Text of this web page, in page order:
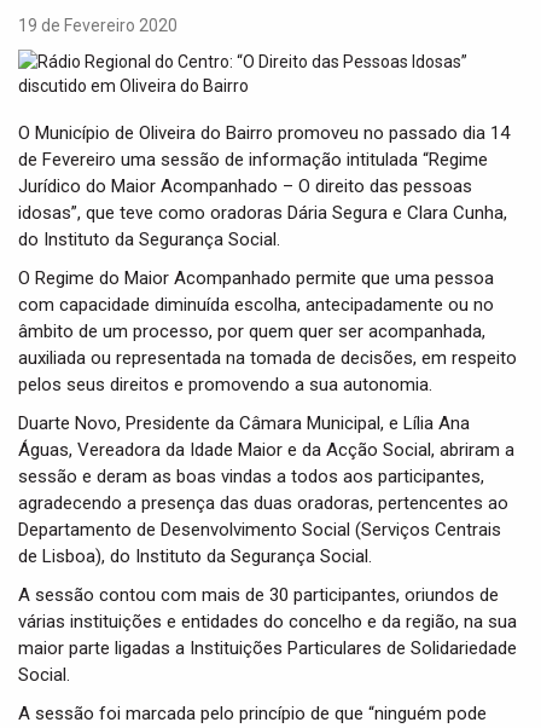
o
19 de Fevereiro 2020
O Município de Oliveira do Bairro promoveu no passado dia 14
de Fevereiro uma sessão de informação intitulada “Regime
Jurídico do Maior Acompanhado – O direito das pessoas
idosas”, que teve como oradoras Dária Segura e Clara Cunha,
do Instituto da Segurança Social.
O Regime do Maior Acompanhado permite que uma pessoa
com capacidade diminuída escolha, antecipadamente ou no
âmbito de um processo, por quem quer ser acompanhada,
auxiliada ou representada na tomada de decisões, em respeito
pelos seus direitos e promovendo a sua autonomia.
Duarte Novo, Presidente da Câmara Municipal, e Lília Ana
Águas, Vereadora da Idade Maior e da Acção Social, abriram a
sessão e deram as boas vindas a todos aos participantes,
agradecendo a presença das duas oradoras, pertencentes ao
Departamento de Desenvolvimento Social (Serviços Centrais
de Lisboa), do Instituto da Segurança Social.
A sessão contou com mais de 30 participantes, oriundos de
várias instituições e entidades do concelho e da região, na sua
maior parte ligadas a Instituições Particulares de Solidariedade
Social.
A sessão foi marcada pelo princípio de que “ninguém pode